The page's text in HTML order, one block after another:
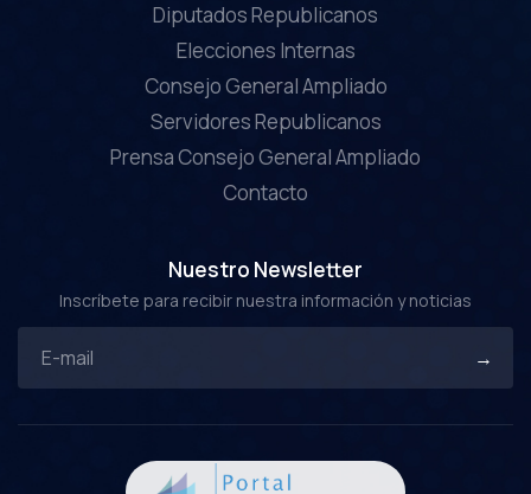
Diputados Republicanos
Elecciones Internas
Consejo General Ampliado
Servidores Republicanos
Prensa Consejo General Ampliado
Contacto
Nuestro Newsletter
Inscríbete para recibir nuestra información y noticias